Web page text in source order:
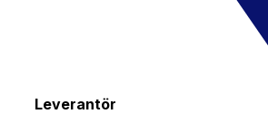
Leverantör